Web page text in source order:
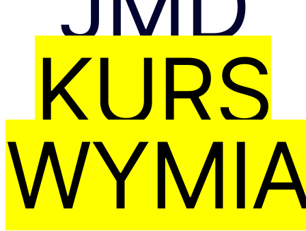
KURS